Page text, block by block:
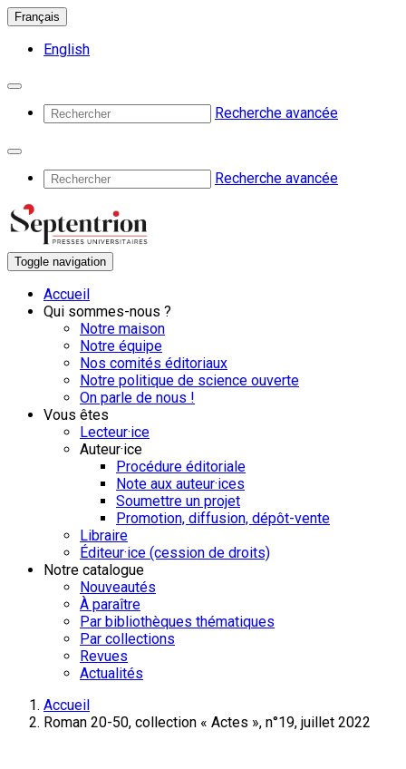
Français
English
Recherche avancée
Recherche avancée
Toggle navigation
Accueil
Qui sommes-nous ?
Notre maison
Notre équipe
Nos comités éditoriaux
Notre politique de science ouverte
On parle de nous !
Vous êtes
Lecteur·ice
Auteur·ice
Procédure éditoriale
Note aux auteur·ices
Soumettre un projet
Promotion, diffusion, dépôt-vente
Libraire
Éditeur·ice (cession de droits)
Notre catalogue
Nouveautés
À paraître
Par bibliothèques thématiques
Par collections
Revues
Actualités
Accueil
Roman 20-50, collection « Actes », n°19, juillet 2022